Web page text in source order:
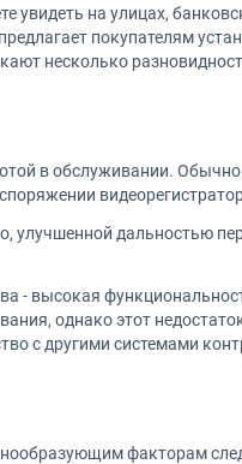
на улицах,
покупателям
несколько
в обслуживании.
улучшенной дальностью
- высокая
однако этот
с другими системами
факторам